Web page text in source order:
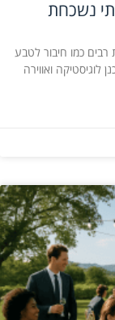
נשכחת
כמו חיבור לטבע
לוגיסטיקה ואווירה